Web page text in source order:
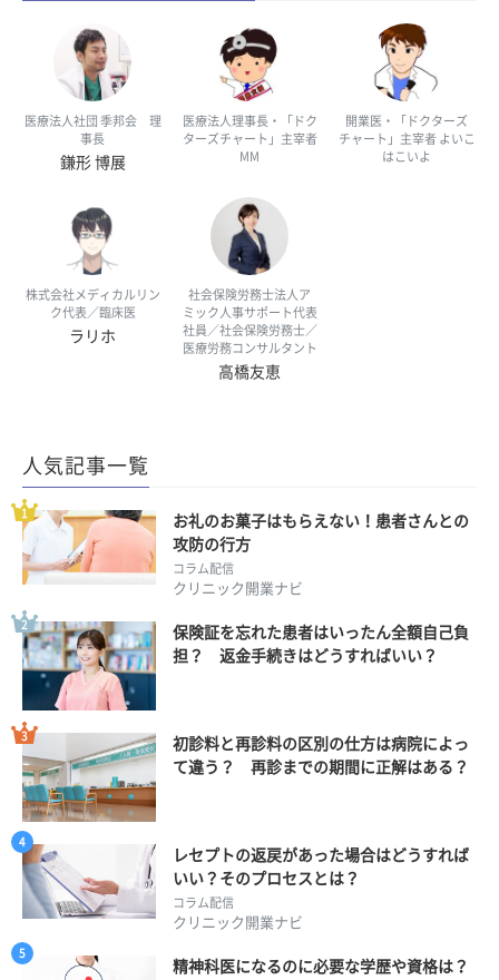
医療法人社団 季邦会 理
事長
鎌形 博展
医療法人理事長・「ドク
ターズチャート」主宰者
MM
開業医・「ドクターズ
チャート」主宰者 よいこ
はこいよ
株式会社メディカルリン
ク代表／臨床医
ラリホ
社会保険労務士法人ア
ミック人事サポート代表
社員／社会保険労務士／
医療労務コンサルタント
高橋友恵
人気記事一覧
お礼のお菓子はもらえない！患者さんとの
攻防の行方
コラム配信
クリニック開業ナビ
保険証を忘れた患者はいったん全額自己負
担？ 返金手続きはどうすればいい？
初診料と再診料の区別の仕方は病院によっ
て違う？ 再診までの期間に正解はある？
レセプトの返戻があった場合はどうすれば
いい？そのプロセスとは？
コラム配信
クリニック開業ナビ
精神科医になるのに必要な学歴や資格は？